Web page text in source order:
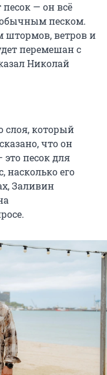
— он всё
песком.
штормов, ветров и
перемешан с
Николай
слоя, который
что он
это песок для
насколько его
Заливин